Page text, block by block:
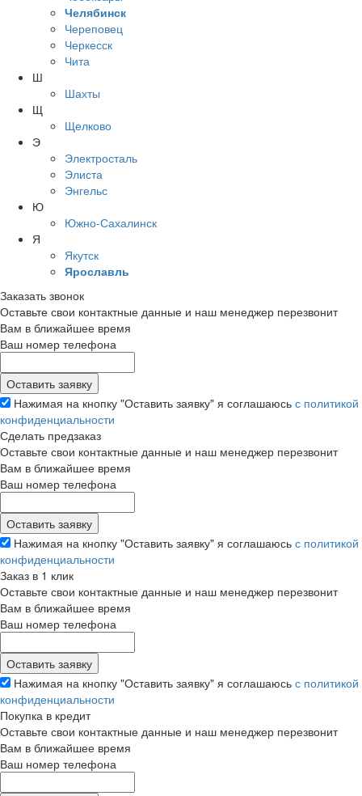
Челябинск
Череповец
Черкесск
Чита
Ш
Шахты
Щ
Щелково
Э
Электросталь
Элиста
Энгельс
Ю
Южно-Сахалинск
Я
Якутск
Ярославль
Заказать звонок
Оставьте свои контактные данные и наш менеджер перезвонит
Вам в ближайшее время
Ваш номер телефона
Нажимая на кнопку "Оставить заявку" я соглашаюсь с политикой
конфиденциальности
Сделать предзаказ
Оставьте свои контактные данные и наш менеджер перезвонит
Вам в ближайшее время
Ваш номер телефона
Нажимая на кнопку "Оставить заявку" я соглашаюсь с политикой
конфиденциальности
Заказ в 1 клик
Оставьте свои контактные данные и наш менеджер перезвонит
Вам в ближайшее время
Ваш номер телефона
Нажимая на кнопку "Оставить заявку" я соглашаюсь с политикой
конфиденциальности
Покупка в кредит
Оставьте свои контактные данные и наш менеджер перезвонит
Вам в ближайшее время
Ваш номер телефона